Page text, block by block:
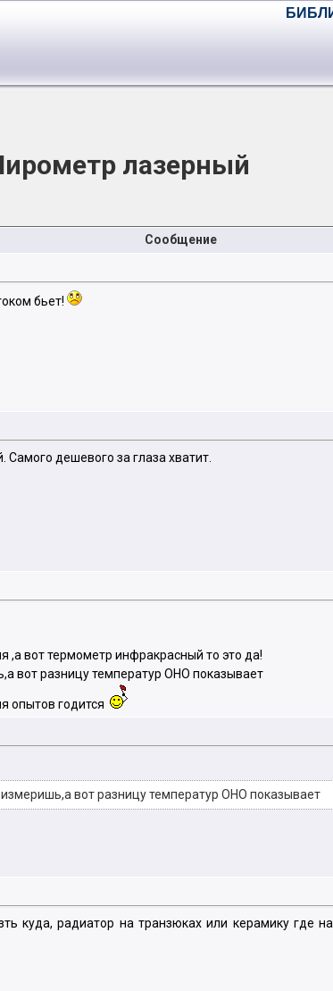
лазерный
Сообщение
бьет!
Самого дешевого за глаза хватит.
,а вот термометр инфракрасный то это да!
вот разницу температур ОНО показывает
опытов годится
вот разницу температур ОНО показывает
куда, радиатор на транзюках или керамику где